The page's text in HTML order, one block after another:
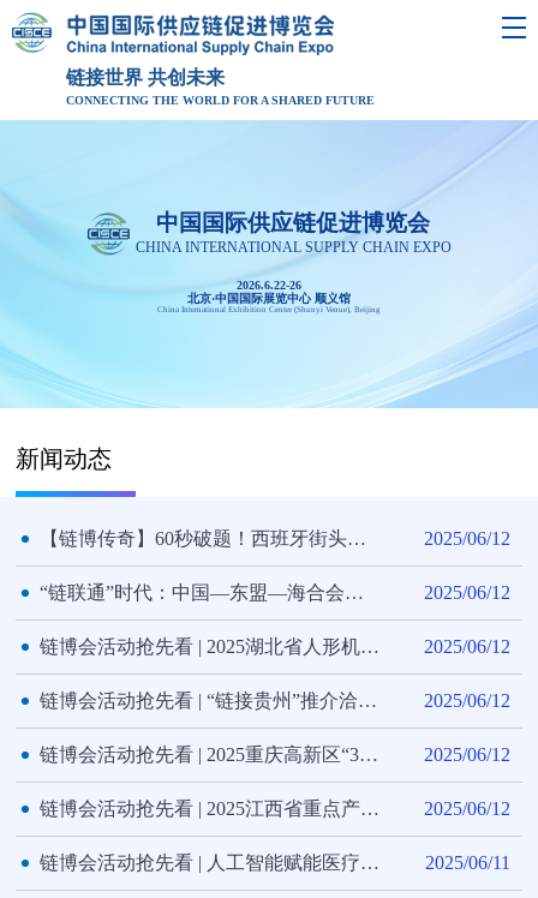
链接世界 共创未来
CONNECTING THE WORLD FOR A SHARED FUTURE
中国国际供应链促进博览会
CHINA INTERNATIONAL SUPPLY CHAIN EXPO
2026.6.22-26
北京·中国国际展览中心 顺义馆
China International Exhibition Center (Shunyi Venue), Beijing
新闻动态
【链博传奇】60秒破题！西班牙街头的灵魂拷问，答案锁定第三届链博会 2025/06/12
“链联通”时代：中国—东盟—海合会三边机制的战略意义 2025/06/12
链博会活动抢先看 | 2025湖北省人形机器人产业对接会 2025/06/12
链博会活动抢先看 | “链接贵州”推介洽谈会 2025/06/12
链博会活动抢先看 | 2025重庆高新区“3238”重点产业推介会 2025/06/12
链博会活动抢先看 | 2025江西省重点产业合作推介会 2025/06/12
链博会活动抢先看 | 人工智能赋能医疗健康产业链专题活动 2025/06/11